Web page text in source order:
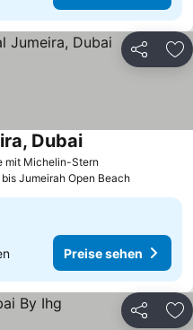
Teilen
mit Michelin-Stern
Dubai
bis Jumeirah Open Beach
Preise sehen
Teilen